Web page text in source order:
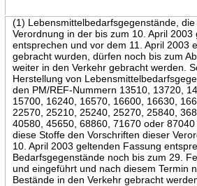
(1) Lebensmittelbedarfsgegenstände,
Verordnung in der bis zum 10. April 2003
entsprechen und vor dem 11. April 2003
gebracht wurden, dürfen noch bis zum
weiter in den Verkehr gebracht werden.
Herstellung von
den PM/REF-Nummern 13510, 13720,
15700, 16240, 16570, 16600, 16630,
22570, 25210, 25240, 25270, 25840,
40580, 45650, 68860, 71670 oder
diese Stoffe den Vorschriften dieser
10. April 2003 geltenden Fassung
Bedarfsgegenstände noch bis zum 29.
und eingeführt und nach diesem Termin
Bestände in den Verkehr gebracht